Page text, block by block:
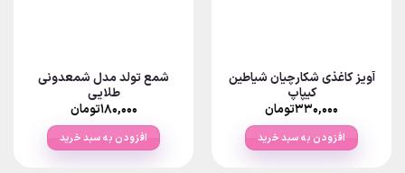
آویز کاغذی شکارچیان شیاطین
کیپاپ
۳۳۰,۰۰۰تومان
افزودن به سبد خرید
شمع تولد مدل شمعدونی
طلایی
۱۸۰,۰۰۰تومان
افزودن به سبد خرید